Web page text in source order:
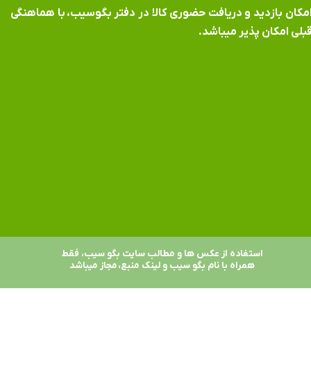
بازدید و دریافت حضوری کالا در دفتر بگوسیب، با هماهنگی
امکان پذیر میباشد.
استفاده از عکس ها و مطالب سایت بگو سیب، فقط
همراه با نام بگو سیب و لینک منبع، مجاز میباشد